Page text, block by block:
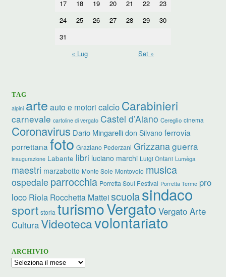
17
18 19 20 21 22
23
24
25 26 27 28 29
30
31
« Lug
Set »
TAG
alpini arte auto e motori calcio Carabinieri
carnevale cartoline di vergato Castel d’Aiano Cereglio cinema
Coronavirus Dario Mingarelli don Silvano ferrovia
porrettana foto Graziano Pederzani Grizzanaguerra
inaugurazione Labante libri luciano marchi Luigi Ontani Lumèga
maestri marzabotto Monte Sole Montovolo musica
ospedale parrocchia Porretta Soul Festival Porretta Terme pro
loco Riola Rocchetta Matteiscuolasindaco
sport storia turismoVergato Vergato Arte
CulturaVideotecavolontariato
ARCHIVIO
Archivio